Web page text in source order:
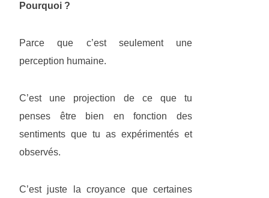
Pourquoi ?
Parce que c’est seulement une
perception humaine.
C’est une projection de ce que tu
penses être bien en fonction des
sentiments que tu as expérimentés et
observés.
C’est juste la croyance que certaines